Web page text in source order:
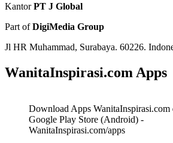
KantorPT J Global
Part ofDigiMedia Group
Jl HR Muhammad, Surabaya. 60226.
WanitaInspirasi.com Apps
Download Apps WanitaInspirasi.com
Google Play Store (Android) -
WanitaInspirasi.com/apps